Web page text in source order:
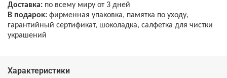
Доставка: по всему миру от 3 дней
В подарок: фирменная упаковка, памятка по уходу,
гарантийный сертификат, шоколадка, салфетка для чистки
украшений
Характеристики